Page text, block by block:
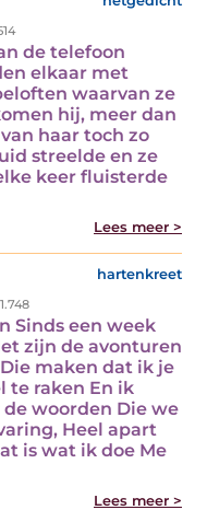
de telefoon
elkaar met
waarvan ze
hij, meer dan
haar toch zo
streelde en ze
keer fluisterde
Lees meer >
hartenkreet
Sinds een week
zijn de avonturen
maken dat ik je
te raken En ik
woorden Die we
Heel apart
is wat ik doe Me
Lees meer >